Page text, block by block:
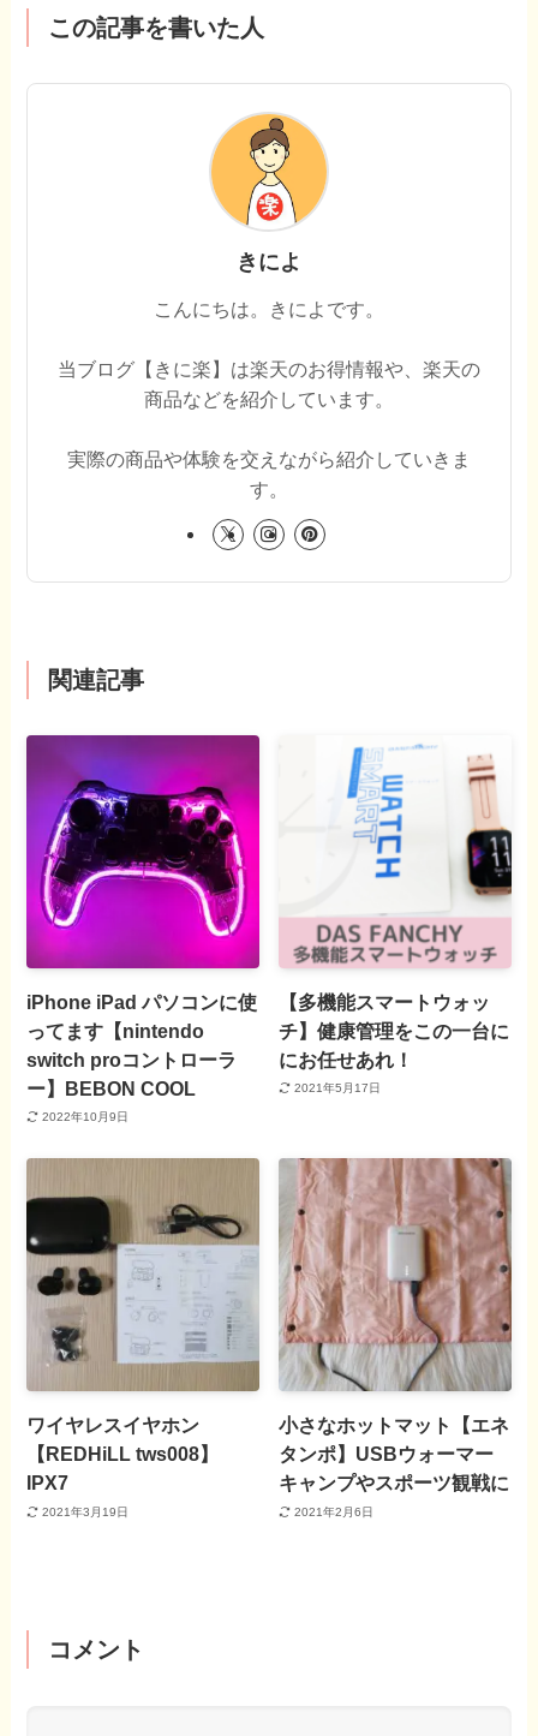
この記事を書いた人
きによ
こんにちは。きによです。
当ブログ【きに楽】は楽天のお得情報や、楽天の
商品などを紹介しています。
実際の商品や体験を交えながら紹介していきま
す。
関連記事
iPhone iPad パソコンに使
ってます【nintendo
switch proコントローラ
ー】BEBON COOL
2022年10月9日
【多機能スマートウォッ
チ】健康管理をこの一台に
にお任せあれ！
2021年5月17日
ワイヤレスイヤホン
【REDHiLL tws008】
IPX7
2021年3月19日
小さなホットマット【エネ
タンポ】USBウォーマー
キャンプやスポーツ観戦に
2021年2月6日
コメント